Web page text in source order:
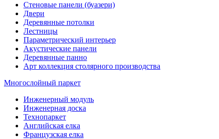
Стеновые панели (буазери)
Двери
Деревянные потолки
Лестницы
Параметрический интерьер
Акустические панели
Деревянные панно
Арт коллекция столярного производства
Многослойный паркет
Инженерный модуль
Инженерная доска
Технопаркет
Английская елка
Французская елка